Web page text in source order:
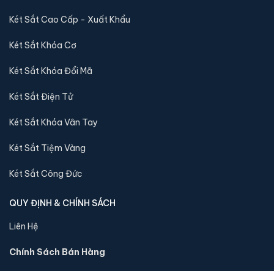
gold chính hãng
⚖️ Trọng lượng:
16 kg
🔒 Khoá:Khóa vân tay điện tử
4,290,000 đ
Xem chi tiết →
Két Sắt Cao Cấp - Xuất Khẩu
Két Sắt Khóa Cơ
Két Sắt Khóa Đổi Mã
Két Sắt Điện Tử
Két Sắt Khóa Vân Tay
Két Sắt Tiệm Vàng
Két Sắt Công Đức
QUY ĐỊNH & CHÍNH SÁCH
Liên Hệ
Chính Sách Bán Hàng